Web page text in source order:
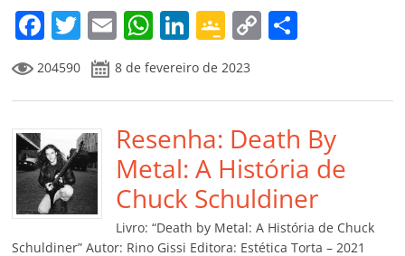
F
a
c
e
b
o
o
k
T
w
itt
er
E
m
ai
l
W
at
s
A
p
p
Li
k
e
dI
n
G
o
o
gl
e
Cl
a
ss
C
y
Li
n
k
p
ar
til
h
ar
204590 8 de fevereiro de 2023
Resenha: Death By
Metal: A História de
Chuck Schuldiner
Livro: “Death by Metal: A História de Chuck
Schuldiner” Autor: Rino Gissi Editora: Estética Torta – 2021